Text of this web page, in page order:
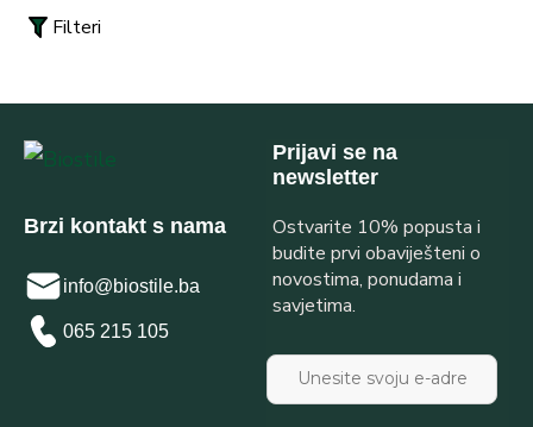
Filteri
Brzi kontakt s nama
info@biostile.ba
065 215 105
Prijavi se na
newsletter
Ostvarite 10% popusta i
budite prvi obaviješteni o
novostima, ponudama i
savjetima.